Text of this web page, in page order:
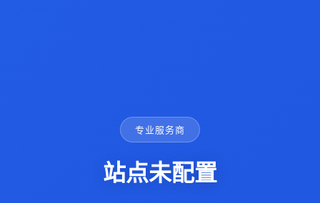
专业服务商
站点未配置